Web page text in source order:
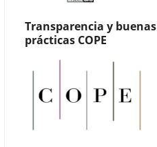
Transparencia y buenas
prácticas COPE